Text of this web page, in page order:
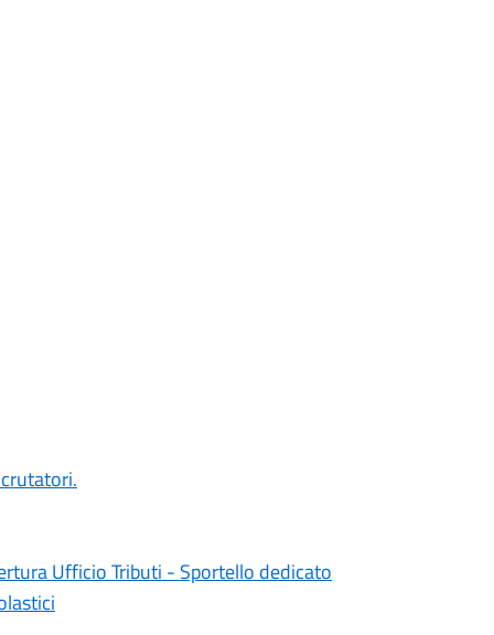
Ufficio Tributi - Sportello dedicato